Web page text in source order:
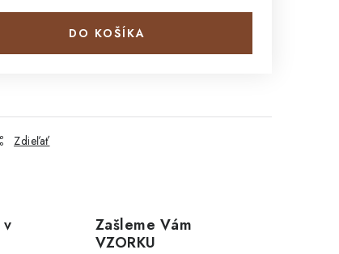
DO KOŠÍKA
Zdieľať
v
Zašleme Vám
VZORKU